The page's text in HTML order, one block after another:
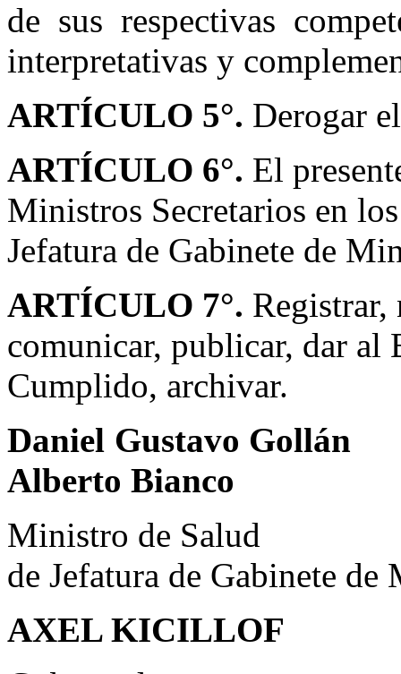
de sus respectivas
interpretativas y
ARTÍCULO 5°. Derogar
ARTÍCULO 6°. El
Ministros Secretarios en
Jefatura de Gabinete de
ARTÍCULO 7°.
comunicar, publicar, dar
Cumplido, archivar.
Daniel Gustavo Gollán
Alberto Bianco
Ministro de
de Jefatura de Gabinete de
AXEL KICILLOF